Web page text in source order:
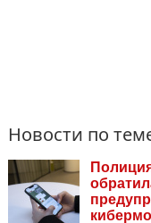
Новости по